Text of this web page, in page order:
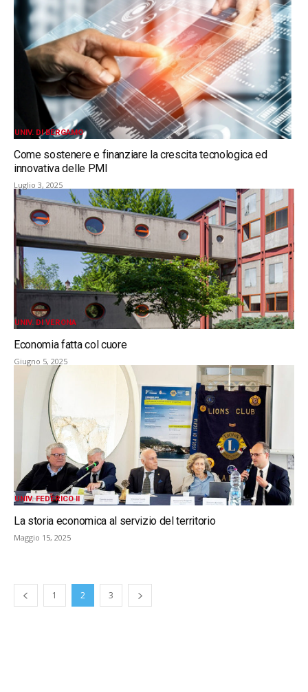
UNIV. DI BERGAMO
Come sostenere e finanziare la crescita tecnologica ed
innovativa delle PMI
Luglio 3, 2025
UNIV. DI VERONA
Economia fatta col cuore
Giugno 5, 2025
UNIV. FEDERICO II
La storia economica al servizio del territorio
Maggio 15, 2025
1 2 3